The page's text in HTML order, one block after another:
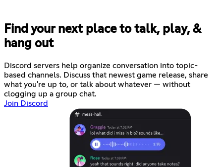
Find your next place to talk, play, &
hang out
Discord servers help organize conversation into topic-
based channels. Discuss that newest game release, share
what you're up to, or talk about whatever — without
clogging up a group chat.
Join Discord